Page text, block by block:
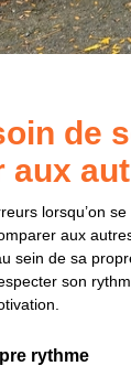
de
aux
lorsqu’on
aux
sein de sa
son
rythme